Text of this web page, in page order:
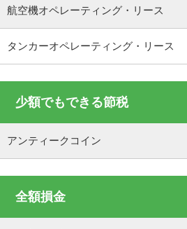
航空機オペレーティング・リース
タンカーオペレーティング・リース
少額でもできる節税
アンティークコイン
全額損金